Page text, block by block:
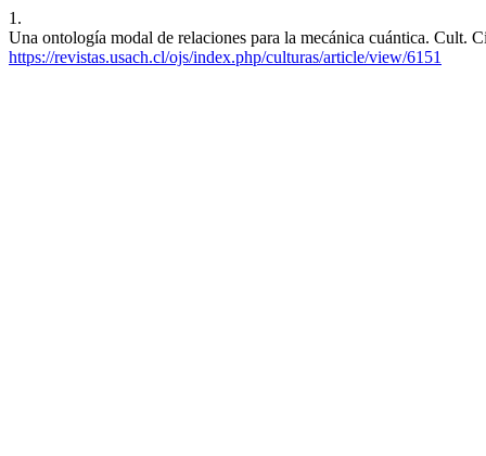
1.
Una ontología modal de relaciones para la mecánica cuántica.
https://revistas.usach.cl/ojs/index.php/culturas/article/view/6151